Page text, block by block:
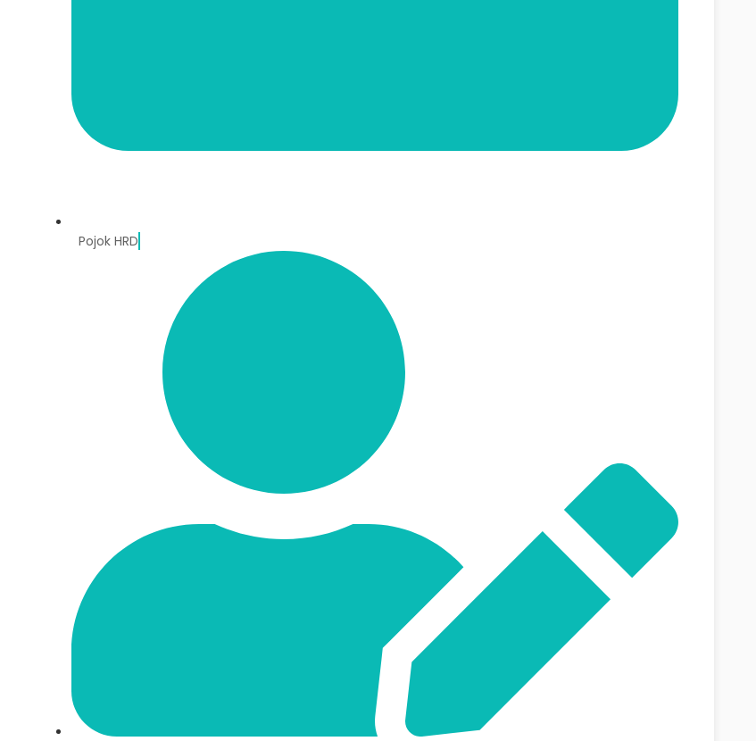
Pojok HRD